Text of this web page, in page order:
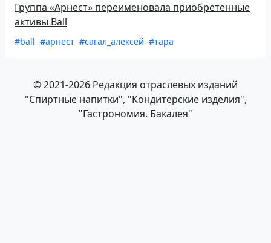
Группа «Арнест» переименовала приобретенные
активы Ball
#ball #арнест #сагал_алексей #тара
© 2021-2026 Редакция отраслевых изданий
"Спиртные напитки", "Кондитерские изделия",
"Гастрономия. Бакалея"